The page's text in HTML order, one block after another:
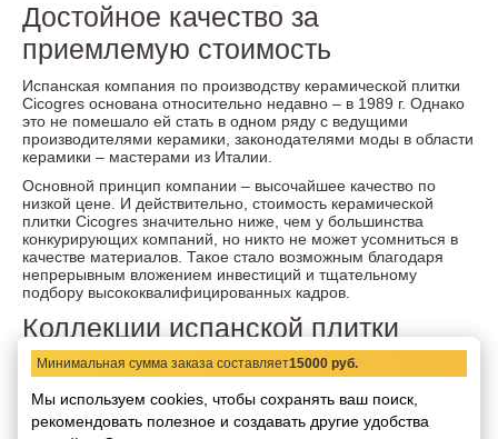
Достойное качество за
приемлемую стоимость
Испанская компания по производству керамической плитки
Cicogres основана относительно недавно – в 1989 г. Однако
это не помешало ей стать в одном ряду с ведущими
производителями керамики, законодателями моды в области
керамики – мастерами из Италии.
Основной принцип компании – высочайшее качество по
низкой цене. И действительно, стоимость керамической
плитки Cicogres значительно ниже, чем у большинства
конкурирующих компаний, но никто не может усомниться в
качестве материалов. Такое стало возможным благодаря
непрерывным вложением инвестиций и тщательному
подбору высококвалифицированных кадров.
Коллекции испанской плитки
Cicogres
Большинство коллекций керамической плитки и
керамогранита выдержано в неброских тонах и создает в
помещении атмосферу уюта и спокойствия. Команда
Минимальная сумма заказа составляет15000 руб.
Мы используем cookies, чтобы сохранять ваш поиск,
рекомендовать полезное и создавать другие удобства